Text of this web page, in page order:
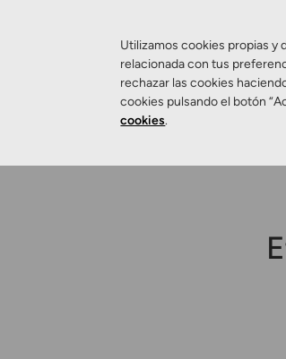
Utilizamos cookies propias y
relacionada con tus
rechazar las cookies
cookies pulsando el botón
cookies.